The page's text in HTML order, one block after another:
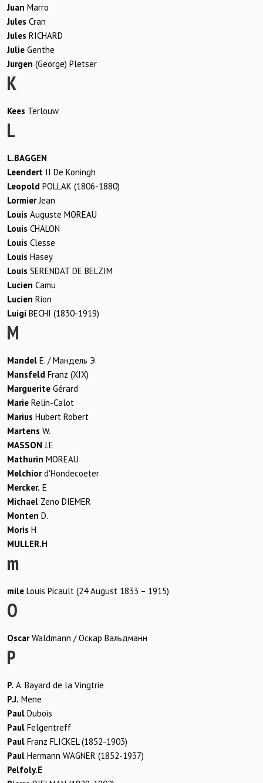
Juan Marrо
Jules Cran
Jules RICHARD
Julie Genthe
Jurgen (George) Pletser
K
Kees Terlouw
L
L.BAGGEN
Leendert II De Koningh
Leopold POLLAK (1806-1880)
LormierJean
Louis Auguste MOREAU
Louis CHALON
Louis Clesse
Louis Hasey
Louis SERENDAT DE BELZIM
Lucien Camu
Lucien Rion
Luigi BECHI (1830-1919)
M
Mandel E. / Мандель Э.
Mansfeld Franz (XIX)
Marguerite Gérard
Marie Relin-Calot
Marius Hubert Robert
Martens W.
MASSON J.E
Mathurin MOREAU
Melchiord'Hondecoeter
Mercker. E
Michael Zeno DIEMER
Monten D.
Moris H
MULLER.H
m
mile Louis Picault (24 August 1833 – 1915)
O
OscarWaldmann / Оскар Вальдманн
P
P. A. Bayard de la Vingtrie
P.J. Mene
Paul Dubois
Paul Felgentreff
Paul Franz FLICKEL (1852-1903)
Paul Hermann WAGNER (1852-1937)
Pelfoly.E